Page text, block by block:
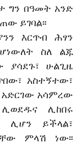
ግን በዓመት አንድ
ይገባል፡፡
እርጥብ ሕፃን
ስለ ልጁ
ሁልጊዜ
አስተኝተው፣
አሳምረው
ሊከበሩ
ሊሆን ይችላል፣
ምላሽ ነው፡፡